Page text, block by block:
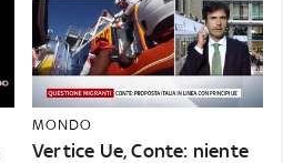
MONDO
Vertice Ue, Conte: niente